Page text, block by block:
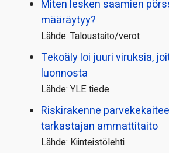
Miten lesken saamien
määräytyy?
Lähde: Taloustaito/verot
Tekoäly loi juuri viruksia,
luonnosta
Lähde: YLE tiede
Riskirakenne
tarkastajan ammattitaito
Lähde: Kiinteistölehti